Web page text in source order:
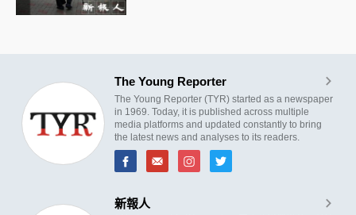
The Young Reporter
The Young Reporter (TYR) started as a newspaper
in 1969. Today, it is published across multiple
media platforms and updated constantly to bring
the latest news and analyses to its readers.
新報人